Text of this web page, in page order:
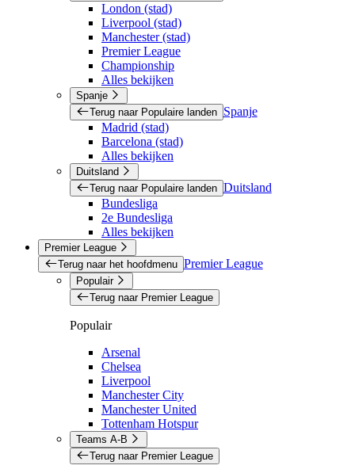
London (stad)
Liverpool (stad)
Manchester (stad)
Premier League
Championship
Alles bekijken
Spanje
Terug naar Populaire landen
Spanje
Madrid (stad)
Barcelona (stad)
Alles bekijken
Duitsland
Terug naar Populaire landen Duitsland
Bundesliga
2e Bundesliga
Alles bekijken
Premier League
Terug naar het hoofdmenu Premier League
Populair
Terug naar Premier League
Populair
Arsenal
Chelsea
Liverpool
Manchester City
Manchester United
Tottenham Hotspur
Teams A-B
Terug naar Premier League